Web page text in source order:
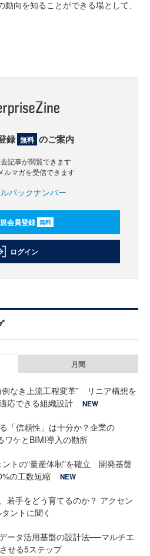
向を知ることができる場として、
録 無料 のご案内
去記事が閲覧できます
ルマガを受信できます
バックナンバー
会員登録 無料
ログイン
月間
例なき上流工程変革” リニア構想を
応できる組織設計
NEW
「信頼性」は十分か？企業の
ワケとBIMI導入の勘所
トの“量産体制”を確立 開発基盤
の工数短縮
NEW
若手をどう育てるのか？ アクセン
ントに聞く
ータ活用基盤の設計法──マルチエ
せる5ステップ